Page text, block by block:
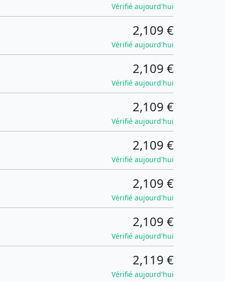
Vérifié aujourd'hui
2,109 €
Vérifié aujourd'hui
2,109 €
Vérifié aujourd'hui
2,109 €
Vérifié aujourd'hui
2,109 €
Vérifié aujourd'hui
2,109 €
Vérifié aujourd'hui
2,109 €
Vérifié aujourd'hui
2,119 €
Vérifié aujourd'hui